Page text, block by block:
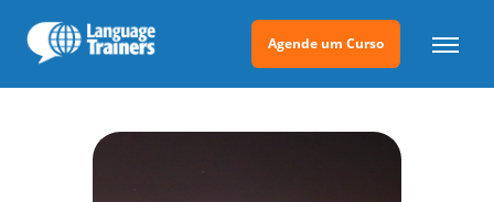
Agende um Curso